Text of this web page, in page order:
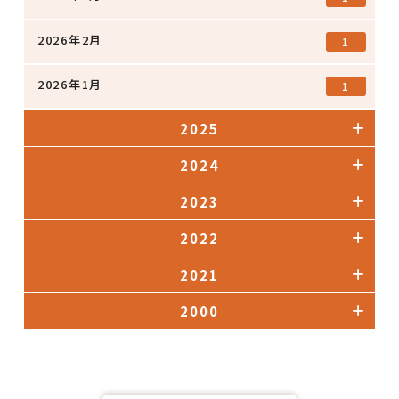
2026年2月 1
2026年1月 1
2025
2024
2023
2022
2021
2000